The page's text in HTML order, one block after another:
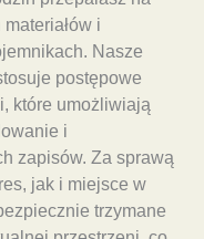
i
Nasze
postępowe
które umożliwiają
i
zapisów. Za sprawą
jak i miejsce w
trzymane